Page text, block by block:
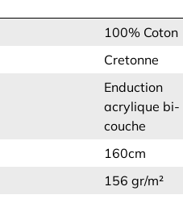
100% Coton
Cretonne
Enduction
acrylique bi-
couche
160cm
156 gr/m²